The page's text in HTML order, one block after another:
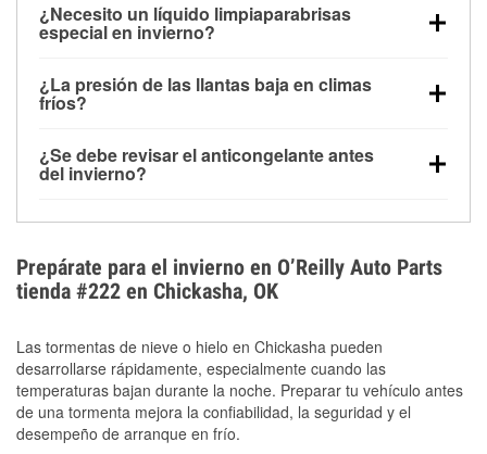
debajo de los 32 °F y puede perder hasta la mitad de
su potencia de arranque cerca de los 0 °F, lo que
arranque.
¿Necesito un líquido limpiaparabrisas
especial en invierno?
la congelación y ayuda a disolver la sal y la nieve
derretida en la carretera para mejorar la visibilidad.
¿La presión de las llantas baja en climas
fríos?
alrededor de 1 PSI por cada 10 °F que baja la
temperatura. Puedes obtener más información sobre
¿Se debe revisar el anticongelante antes
del invierno?
el sobrecalentamiento en condiciones de frío
extremo. Aprende cómo comprobar la protección
anticongelante en nuestra sección How-To.
Prepárate para el invierno en O’Reilly Auto Parts
tienda #222 en Chickasha, OK
Las tormentas de nieve o hielo en Chickasha pueden
desarrollarse rápidamente, especialmente cuando las
temperaturas bajan durante la noche. Preparar tu vehículo antes
de una tormenta mejora la confiabilidad, la seguridad y el
desempeño de arranque en frío.